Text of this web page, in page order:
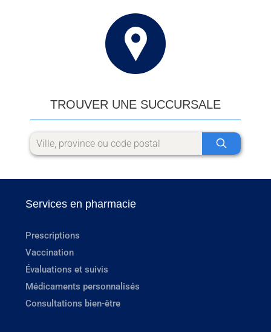
TROUVER UNE SUCCURSALE
Services en pharmacie
Prescriptions
Vaccination
Évaluations et suivis
Médicaments personnalisés
Consultations bien-être